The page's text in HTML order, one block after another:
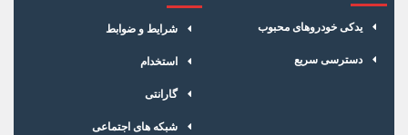
یدکی خودروهای محبوب
دسترسی سریع
شرایط و ضوابط
استخدام
گارانتی
شبکه های اجتماعی